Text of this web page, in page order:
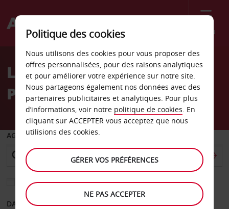
Menu
Welcome
AvisLocation de voiture Hilton
Pyramids Golf Resort
AGENCE DE DÉPART
Sélectionnez une autre agence de retour
DATE DE DÉPART DATE DE RETOUR
Politique des cookies
Nous utilisons des cookies pour vous proposer des
offres personnalisées, pour des raisons analytiques
et pour améliorer votre expérience sur notre site.
Nous partageons également nos données avec des
partenaires publicitaires et analytiques. Pour plus
d’informations, voir notre politique de cookies. En
cliquant sur ACCEPTER vous acceptez que nous
utilisions des cookies.
GÉRER VOS PRÉFÉRENCES
NE PAS ACCEPTER